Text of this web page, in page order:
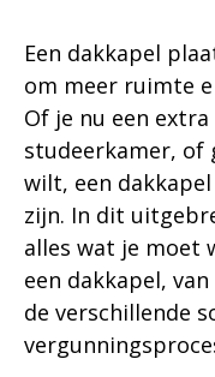
Een dakkapel
om meer ruimte
Of je nu een
studeerkamer, of
wilt, een
zijn. In dit
alles wat je moet
een dakkapel,
de verschillende